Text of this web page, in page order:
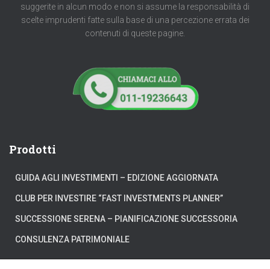
suggerite in alcun modo e non si assume la responsabilità di
scelte imprudenti fatte sulla base di una percezione errata dei
contenuti di queste pagine.
Prodotti
GUIDA AGLI INVESTIMENTI – EDIZIONE AGGIORNATA
CLUB PER INVESTIRE “FAST INVESTMENTS PLANNER”
SUCCESSIONE SERENA – PIANIFICAZIONE SUCCESSORIA
CONSULENZA PATRIMONIALE